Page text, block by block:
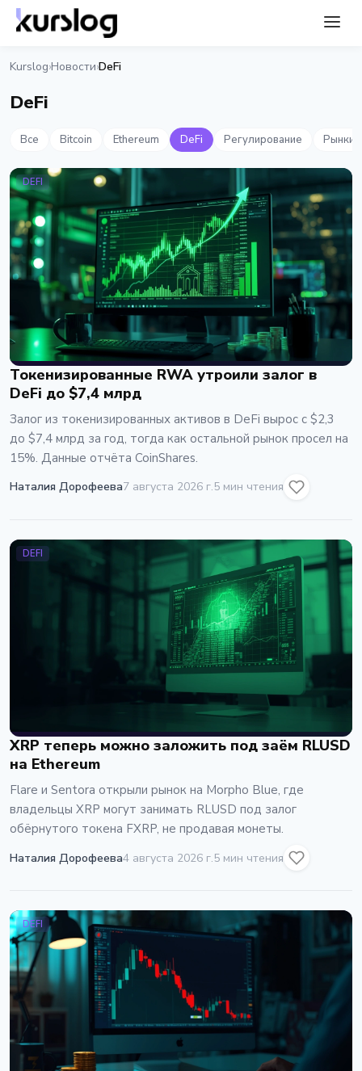
Kurslog›Новости›DeFi
DeFi
Все Bitcoin Ethereum DeFi Регулирование Рынки
DEFI
Токенизированные RWA утроили залог в
DeFi до $7,4 млрд
Залог из токенизированных активов в DeFi вырос с $2,3
до $7,4 млрд за год, тогда как остальной рынок просел на
15%. Данные отчёта CoinShares.
Наталия Дорофеева7 августа 2026 г.5 мин чтения
DEFI
XRP теперь можно заложить под заём RLUSD
на Ethereum
Flare и Sentora открыли рынок на Morpho Blue, где
владельцы XRP могут занимать RLUSD под залог
обёрнутого токена FXRP, не продавая монеты.
Наталия Дорофеева4 августа 2026 г.5 мин чтения
DEFI